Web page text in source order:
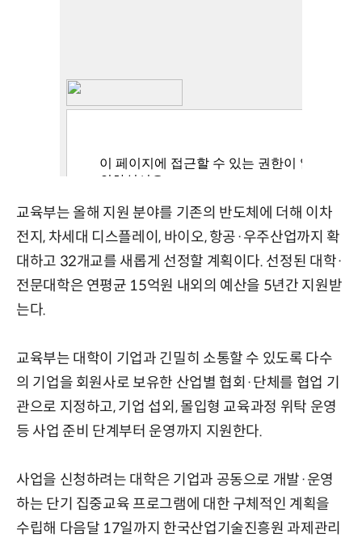
교육부는 올해 지원 분야를 기존의 반도체에 더해 이차
전지, 차세대 디스플레이, 바이오, 항공·우주산업까지 확
대하고 32개교를 새롭게 선정할 계획이다. 선정된 대학·
전문대학은 연평균 15억원 내외의 예산을 5년간 지원받
는다.
교육부는 대학이 기업과 긴밀히 소통할 수 있도록 다수
의 기업을 회원사로 보유한 산업별 협회·단체를 협업 기
관으로 지정하고, 기업 섭외, 몰입형 교육과정 위탁 운영
등 사업 준비 단계부터 운영까지 지원한다.
사업을 신청하려는 대학은 기업과 공동으로 개발·운영
하는 단기 집중교육 프로그램에 대한 구체적인 계획을
수립해 다음달 17일까지 한국산업기술진흥원 과제관리